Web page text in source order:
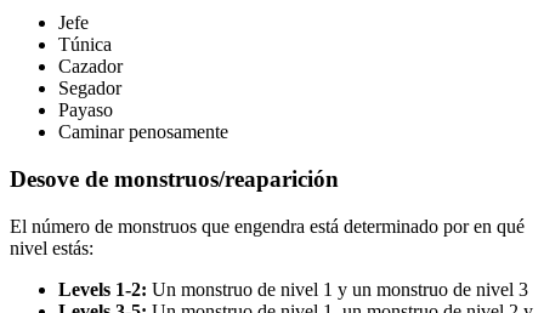
Jefe
Túnica
Cazador
Segador
Payaso
Caminar penosamente
Desove de monstruos/reaparición
El número de monstruos que engendra está determinado por en qué
nivel estás:
Levels 1-2: Un monstruo de nivel 1 y un monstruo de nivel 3